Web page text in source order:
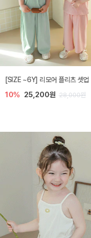
[SIZE ~6Y] 리모어 플리츠 셋업
10% 25,200원 28,000원